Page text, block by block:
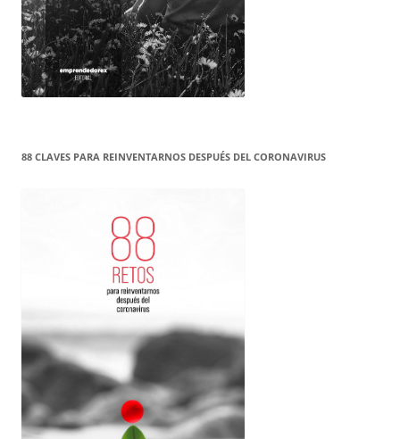
88 CLAVES PARA REINVENTARNOS DESPUÉS DEL CORONAVIRUS